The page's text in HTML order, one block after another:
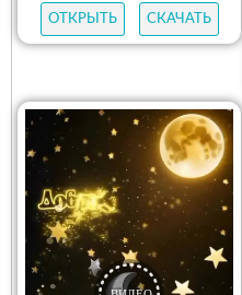
ОТКРЫТЬ СКАЧАТЬ